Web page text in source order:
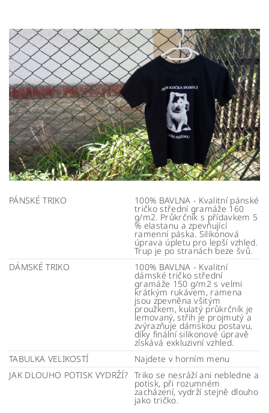
PÁNSKÉ TRIKO 100% BAVLNA - Kvalitní pánské
tričko střední gramáže 160
g/m2. Průkrčník s přídavkem 5
% elastanu a zpevňující
ramenní páska. Silikonová
úprava úpletu pro lepší vzhled.
Trup je po stranách beze švů.
DÁMSKÉ TRIKO
100% BAVLNA - Kvalitní
dámské tričko střední
gramáže 150 g/m2 s velmi
krátkým rukávem, ramena
jsou zpevněna všitým
proužkem, kulatý průkrčník je
lemovaný, střih je projmutý a
zvýrazňuje dámskou postavu,
díky finální silikonové úpravě
získává exkluzivní vzhled.
TABULKA VELIKOSTÍ
Najdete v horním menu
JAK DLOUHO POTISK VYDRŽÍ? Triko se nesráží ani nebledne a
potisk, při rozumném
zacházení, vydrží stejně dlouho
jako tričko.